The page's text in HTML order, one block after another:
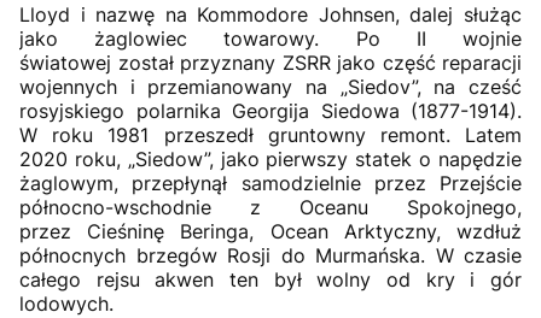
Lloyd i nazwę na Kommodore Johnsen, dalej służąc
jako żaglowiec towarowy. Po II wojnie
światowej został przyznany ZSRR jako część reparacji
wojennych i przemianowany na „Siedov”, na cześć
rosyjskiego polarnika Georgija Siedowa (1877-1914).
W roku 1981 przeszedł gruntowny remont. Latem
2020 roku, „Siedow”, jako pierwszy statek o napędzie
żaglowym, przepłynął samodzielnie przez Przejście
północno-wschodnie z Oceanu Spokojnego,
przez Cieśninę Beringa, Ocean Arktyczny, wzdłuż
północnych brzegów Rosji do Murmańska. W czasie
całego rejsu akwen ten był wolny od kry i gór
lodowych.